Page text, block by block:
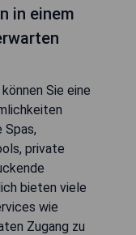
in einem
Sie eine
Spas,
private
bieten viele
wie
Zugang zu